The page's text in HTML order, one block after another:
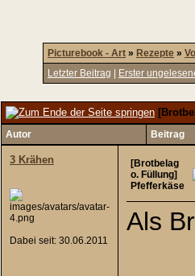
Picturebook - Art » Rezepte »
Letzter Beitrag
Erster
Autor Beitrag
3 Krähen
Dabei seit: 30.06.2011
[Brotbelag
o. Füllung]
Pfefferkäse
Als